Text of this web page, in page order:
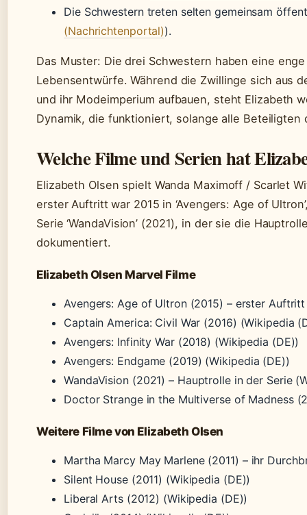
Die Schwestern treten selten gemeinsam
(Nachrichtenportal)).
Das Muster: Die drei Schwestern haben eine
Lebensentwürfe. Während die Zwillinge sich aus
und ihr Modeimperium aufbauen, steht Elizabeth
Dynamik, die funktioniert, solange alle Beteiligten
Welche Filme und Serien hat
Elizabeth Olsen spielt Wanda Maximoff / Scarlet
erster Auftritt war 2015 in ‘Avengers: Age of
Serie ‘WandaVision’ (2021), in der sie die
dokumentiert.
Elizabeth Olsen Marvel Filme
Avengers: Age of Ultron (2015) – erster
Captain America: Civil War (2016) (Wikipedia
Avengers: Infinity War (2018) (Wikipedia (DE))
Avengers: Endgame (2019) (Wikipedia (DE))
WandaVision (2021) – Hauptrolle in der Serie
Doctor Strange in the Multiverse of Madness
Weitere Filme von Elizabeth Olsen
Martha Marcy May Marlene (2011) – ihr
Silent House (2011) (Wikipedia (DE))
Liberal Arts (2012) (Wikipedia (DE))